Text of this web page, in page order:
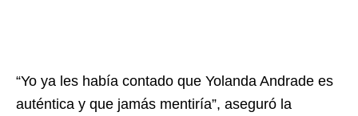
“Yo ya les había contado que Yolanda Andrade es
auténtica y que jamás mentiría”, aseguró la